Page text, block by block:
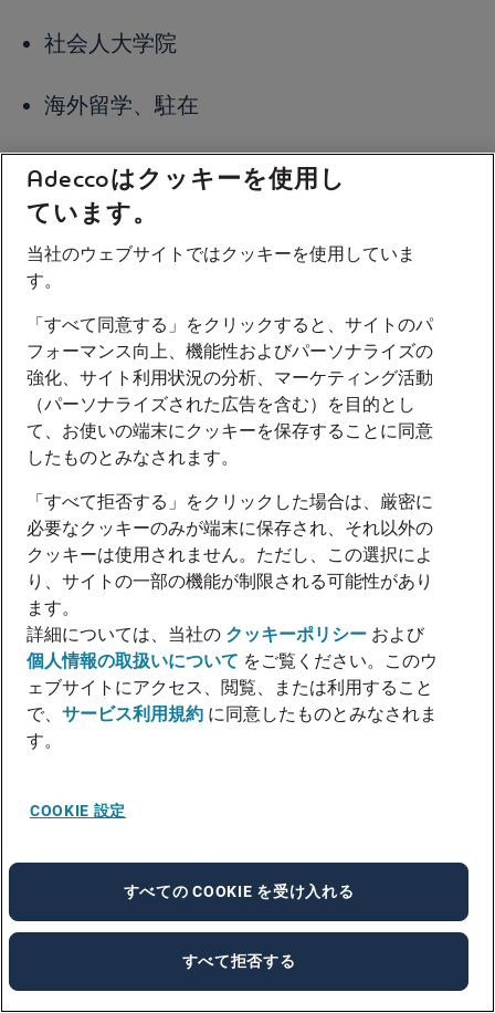
社会人大学院
海外留学、駐在
副業
プロボノ
などが挙げられます。
また、従業員に対する成長機会の提供・幹部
候補生の育成だけでなく、人材流出に歯止め
をかけるリテンションの効果もあります。
自社でプログラムを策定・実施するリソース
がない場合などは、支援実績が豊富な外部ベ
ンダーの利用もぜひ検討してみてください。
お問い合わせはこちら
その他のお役立ち情報
Adeccoはクッキーを使用し
ています。
当社のウェブサイトではクッキーを使用していま
す。
「すべて同意する」をクリックすると、サイトのパ
フォーマンス向上、機能性およびパーソナライズの
強化、サイト利用状況の分析、マーケティング活動
（パーソナライズされた広告を含む）を目的とし
て、お使いの端末にクッキーを保存することに同意
したものとみなされます。
「すべて拒否する」をクリックした場合は、厳密に
必要なクッキーのみが端末に保存され、それ以外の
クッキーは使用されません。ただし、この選択によ
り、サイトの一部の機能が制限される可能性があり
ます。
詳細については、当社の クッキーポリシー および
個人情報の取扱いについて をご覧ください。このウ
ェブサイトにアクセス、閲覧、または利用すること
で、 サービス利用規約 に同意したものとみなされま
す。
COOKIE 設定
すべて拒否する
すべての COOKIE を受け入れる